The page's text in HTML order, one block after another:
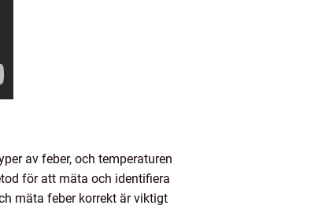
av feber, och temperaturen
för att mäta och identifiera
mäta feber korrekt är viktigt